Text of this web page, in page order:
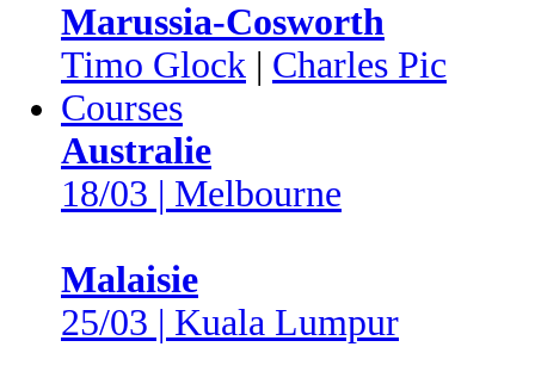
Marussia-Cosworth
Timo Glock | Charles Pic
Courses
Australie
18/03 | Melbourne
Malaisie
25/03 | Kuala Lumpur